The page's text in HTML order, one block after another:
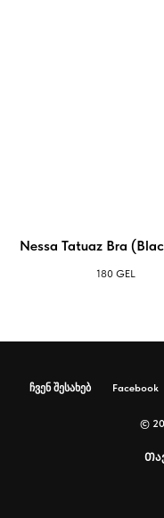
Nessa Tatuaz Bra
180 GEL
ჩვენ შესახებ Facebook
©